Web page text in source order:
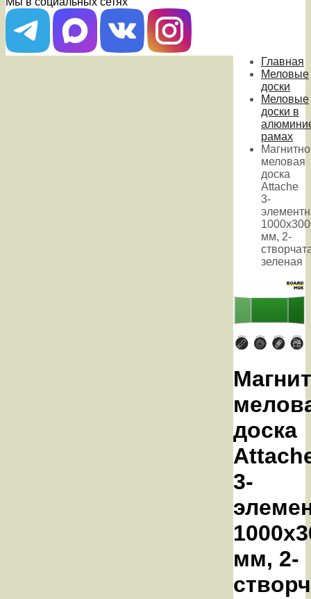
Главная
Меловые
доски
Меловые
доски в
рамах
меловая
доска
Attache
3-
мм, 2-
зеленая
доска
3-
мм, 2-